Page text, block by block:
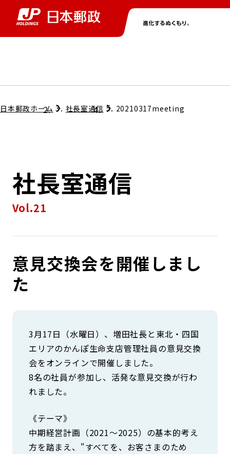
グループ情報トップ
コンプライアンス
ガバナンス
コンダクト向上の取組み
ローカル共創イニシアティブ
株主・投資家情報トップ
個人投資家のみなさまへ
株式情報
財務情報・IR資料
IRニュース
ニューストップ
サステナビリティトップ
担当役員メッセージ
サステナビリティマネジメント
持続可能な金融のフレームワーク
環境
ガバナンス
ESGデータ集
採用情報トップ
日本郵政ホーム 社長室通信 20210317meeting
社長室通信
Vol.21
意見交換会を開催しまし
た
3月17日（水曜日）、増田社長と東北・四国
エリアのかんぽ生命支店管理社員の意見交換
会をオンラインで開催しました。
8名の社員が参加し、活発な意見交換が行わ
れました。
《テーマ》
中期経営計画（2021～2025）の基本的考え
方を踏まえ、"すべてを、お客さまのため